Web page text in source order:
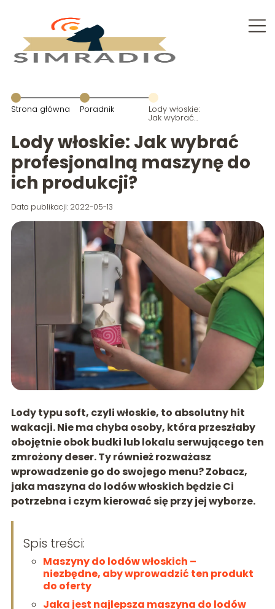
Strona główna Poradnik Lody włoskie:
Jak wybrać
profesjonalną
maszynę do
ich produkcji?
Lody włoskie: Jak wybrać
profesjonalną maszynę do
ich produkcji?
Data publikacji: 2022-05-13
Lody typu soft, czyli włoskie, to absolutny hit
wakacji. Nie ma chyba osoby, która przeszłaby
obojętnie obok budki lub lokalu serwującego ten
zmrożony deser. Ty również rozważasz
wprowadzenie go do swojego menu? Zobacz,
jaka maszyna do lodów włoskich będzie Ci
potrzebna i czym kierować się przy jej wyborze.
Spis treści:
Maszyny do lodów włoskich –
niezbędne, aby wprowadzić ten produkt
do oferty
Jaka jest najlepsza maszyna do lodów